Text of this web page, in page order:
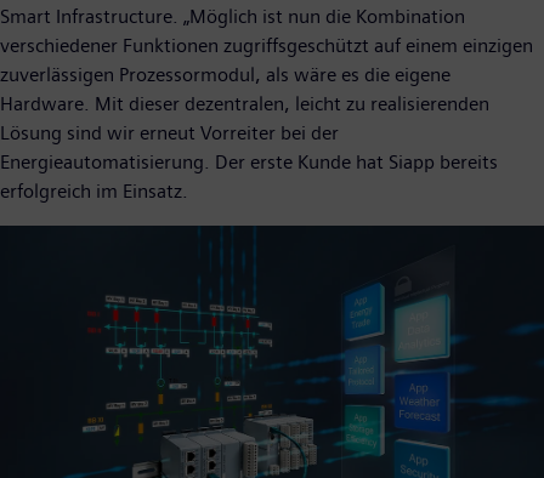
Smart Infrastructure. „Möglich ist nun die Kombination
verschiedener Funktionen zugriffsgeschützt auf einem einzigen
zuverlässigen Prozessormodul, als wäre es die eigene
Hardware. Mit dieser dezentralen, leicht zu realisierenden
Lösung sind wir erneut Vorreiter bei der
Energieautomatisierung. Der erste Kunde hat Siapp bereits
erfolgreich im Einsatz.